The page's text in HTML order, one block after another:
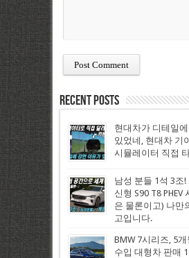
Recent Posts
현대차가 디테일
있었네, 현대차 기
시뮬레이터 직접
남성 분들 1석 3조!
신형 S90 T8 PHEV
은 물론이고) 나만
고입니다.
BMW 7시리즈, 5
수입 대형차 판매